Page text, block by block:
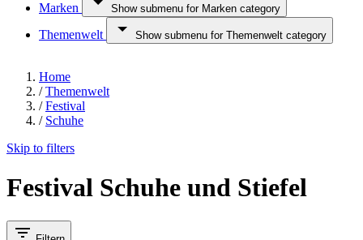
Marken Show submenu for Marken category
Themenwelt Show submenu for Themenwelt category
Home
/ Themenwelt
/ Festival
/ Schuhe
Skip to filters
Festival Schuhe und Stiefel